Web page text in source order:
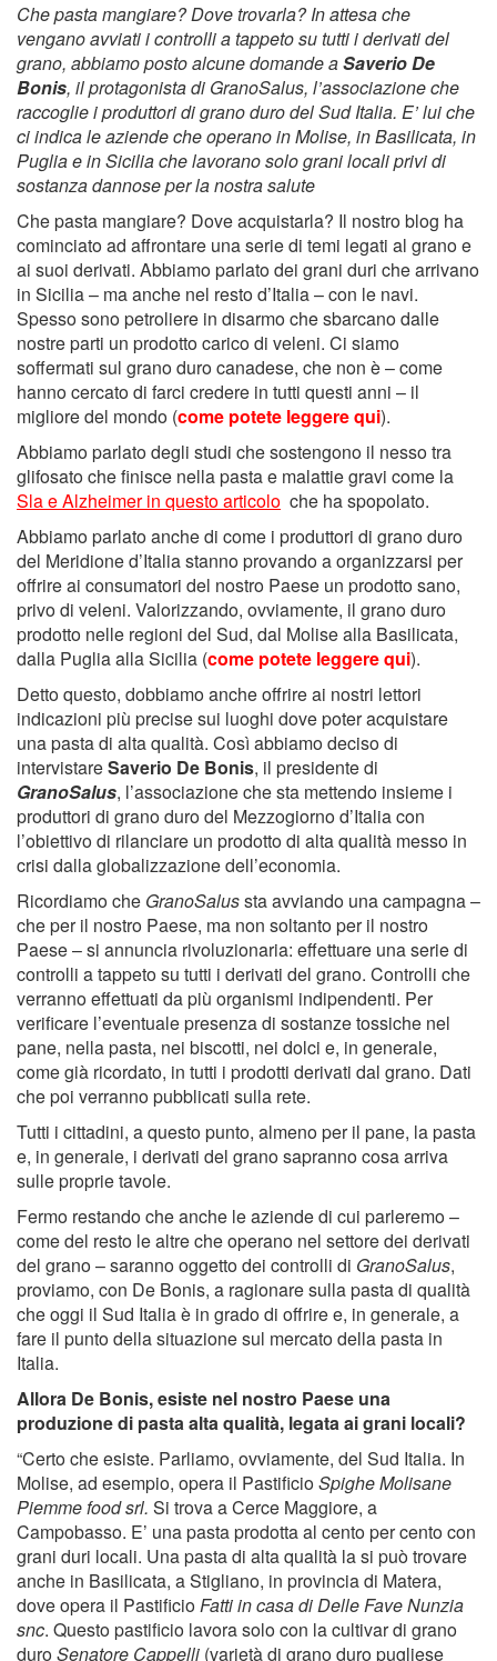
Che pasta mangiare? Dove trovarla? In attesa che
vengano avviati i controlli a tappeto su tutti i derivati del
grano, abbiamo posto alcune domande aSaverio De
Bonis, il protagonista di GranoSalus, l’associazione che
raccoglie i produttori di grano duro del Sud Italia. E’ lui che
ci indica le aziende che operano in Molise, in Basilicata, in
Puglia e in Sicilia che lavorano solo grani locali privi di
sostanza dannose per la nostra salute
Che pasta mangiare? Dove acquistarla? Il nostro blog ha
cominciato ad affrontare una serie di temi legati al grano e
ai suoi derivati. Abbiamo parlato dei grani duri che arrivano
in Sicilia – ma anche nel resto d’Italia – con le navi.
Spesso sono petroliere in disarmo che sbarcano dalle
nostre parti un prodotto carico di veleni. Ci siamo
soffermati sul grano duro canadese, che non è – come
hanno cercato di farci credere in tutti questi anni – il
migliore del mondo (come potete leggere qui).
Abbiamo parlato degli studi che sostengono il nesso tra
glifosato che finisce nella pasta e malattie gravi come la
Sla e Alzheimer in questo articolo che ha spopolato.
Abbiamo parlato anche di come i produttori di grano duro
del Meridione d’Italia stanno provando a organizzarsi per
offrire ai consumatori del nostro Paese un prodotto sano,
privo di veleni. Valorizzando, ovviamente, il grano duro
prodotto nelle regioni del Sud, dal Molise alla Basilicata,
dalla Puglia alla Sicilia (come potete leggere qui).
Detto questo, dobbiamo anche offrire ai nostri lettori
indicazioni più precise sui luoghi dove poter acquistare
una pasta di alta qualità. Così abbiamo deciso di
intervistareSaverio De Bonis, il presidente di
GranoSalus, l’associazione che sta mettendo insieme i
produttori di grano duro del Mezzogiorno d’Italia con
l’obiettivo di rilanciare un prodotto di alta qualità messo in
crisi dalla globalizzazione dell’economia.
Ricordiamo che GranoSalussta avviando una campagna –
che per il nostro Paese, ma non soltanto per il nostro
Paese – si annuncia rivoluzionaria: effettuare una serie di
controlli a tappeto su tutti i derivati del grano. Controlli che
verranno effettuati da più organismi indipendenti. Per
verificare l’eventuale presenza di sostanze tossiche nel
pane, nella pasta, nei biscotti, nei dolci e, in generale,
come già ricordato, in tutti i prodotti derivati dal grano. Dati
che poi verranno pubblicati sulla rete.
Tutti i cittadini, a questo punto, almeno per il pane, la pasta
e, in generale, i derivati del grano sapranno cosa arriva
sulle proprie tavole.
Fermo restando che anche le aziende di cui parleremo –
come del resto le altre che operano nel settore dei derivati
del grano – saranno oggetto dei controlli di GranoSalus,
proviamo, con De Bonis, a ragionare sulla pasta di qualità
che oggi il Sud Italia è in grado di offrire e, in generale, a
fare il punto della situazione sul mercato della pasta in
Italia.
Allora De Bonis, esiste nel nostro Paese una
produzione di pasta alta qualità, legata ai grani locali?
“Certo che esiste. Parliamo, ovviamente, del Sud Italia. In
Molise, ad esempio, opera il PastificioSpighe Molisane
Piemme food srl. Si trova a Cerce Maggiore, a
Campobasso. E’ una pasta prodotta al cento per cento con
grani duri locali. Una pasta di alta qualità la si può trovare
anche in Basilicata, a Stigliano, in provincia di Matera,
dove opera il PastificioFatti in casa di Delle Fave Nunzia
snc. Questo pastificio lavora solo con la cultivar di grano
duroSenatore Cappelli (varietà di grano duro pugliese